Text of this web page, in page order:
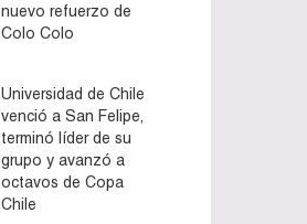
nuevo refuerzo de
Colo Colo
Universidad de Chile
venció a San Felipe,
terminó líder de su
grupo y avanzó a
octavos de Copa
Chile